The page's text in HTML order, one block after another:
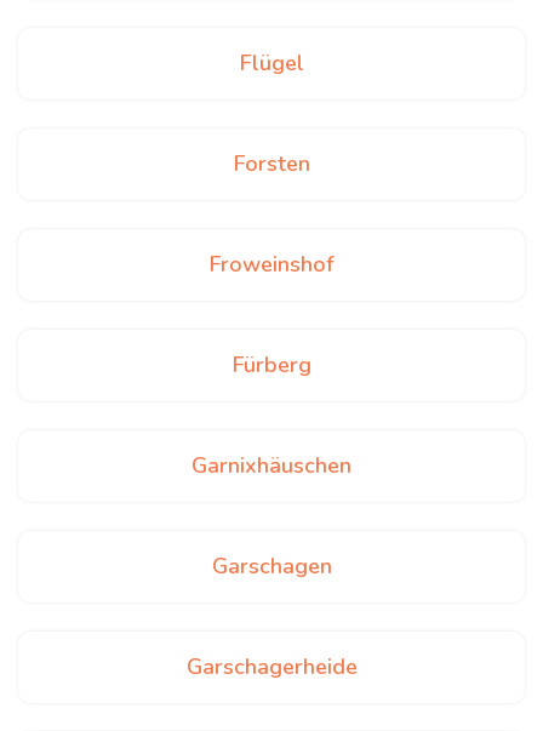
Flügel
Forsten
Froweinshof
Fürberg
Garnixhäuschen
Garschagen
Garschagerheide